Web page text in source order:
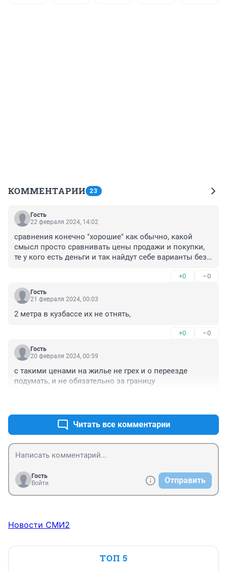
КОММЕНТАРИИ 23
Гость
22 февраля 2024, 14:02
сравнения конечно "хорошие" как обычно, какой
смысл просто сравнивать цены продажи и покупки,
те у кого есть деньги и так найдут себе варианты без
квартиру ,потом купить там что-то на эту же сумму, а
дальше что? как придёт первый счёт за коммуналку и
налоги на тамошнее жильё - продавать и обменивать
останется?)
+0 –0
Гость
21 февраля 2024, 00:03
2 метра в кузбассе их не отнять,
+0 –0
Гость
20 февраля 2024, 00:59
с такими ценами на жилье не грех и о переезде
подумать, и не обязательно за границу
Читать все комментарии
Гость
Войти
Отправить
Новости СМИ2
ТОП 5